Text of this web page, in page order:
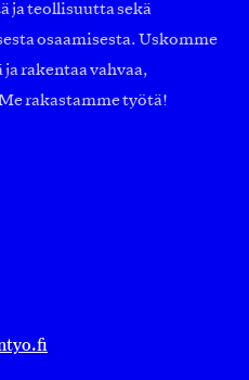
ja teollisuutta sekä
osaamisesta. Uskomme
rakentaa vahvaa,
rakastamme työtä!